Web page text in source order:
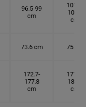
96.5-99
cm
101.6-
104.1
cm
73.6 cm 75 cm
172.7-
177.8
cm
177.8-
182.9
cm